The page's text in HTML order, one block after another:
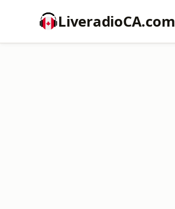
LiveradioCA.com